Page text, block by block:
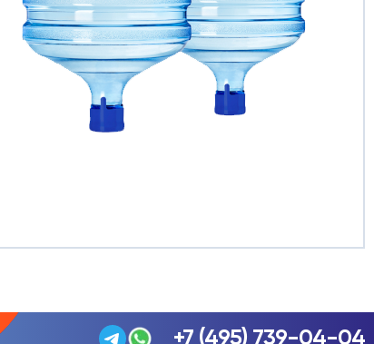
+7 (495) 739-04-04